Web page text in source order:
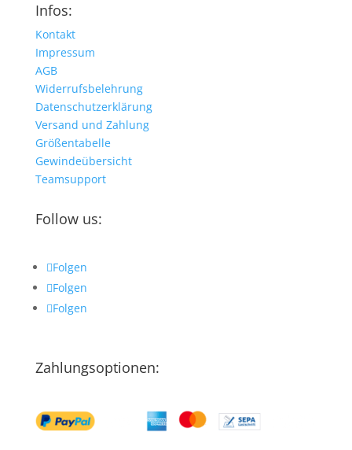
Infos:
Kontakt
Impressum
AGB
Widerrufsbelehrung
Datenschutzerklärung
Versand und Zahlung
Größentabelle
Gewindeübersicht
Teamsupport
Follow us:
Folgen
Folgen
Folgen
Zahlungsoptionen: